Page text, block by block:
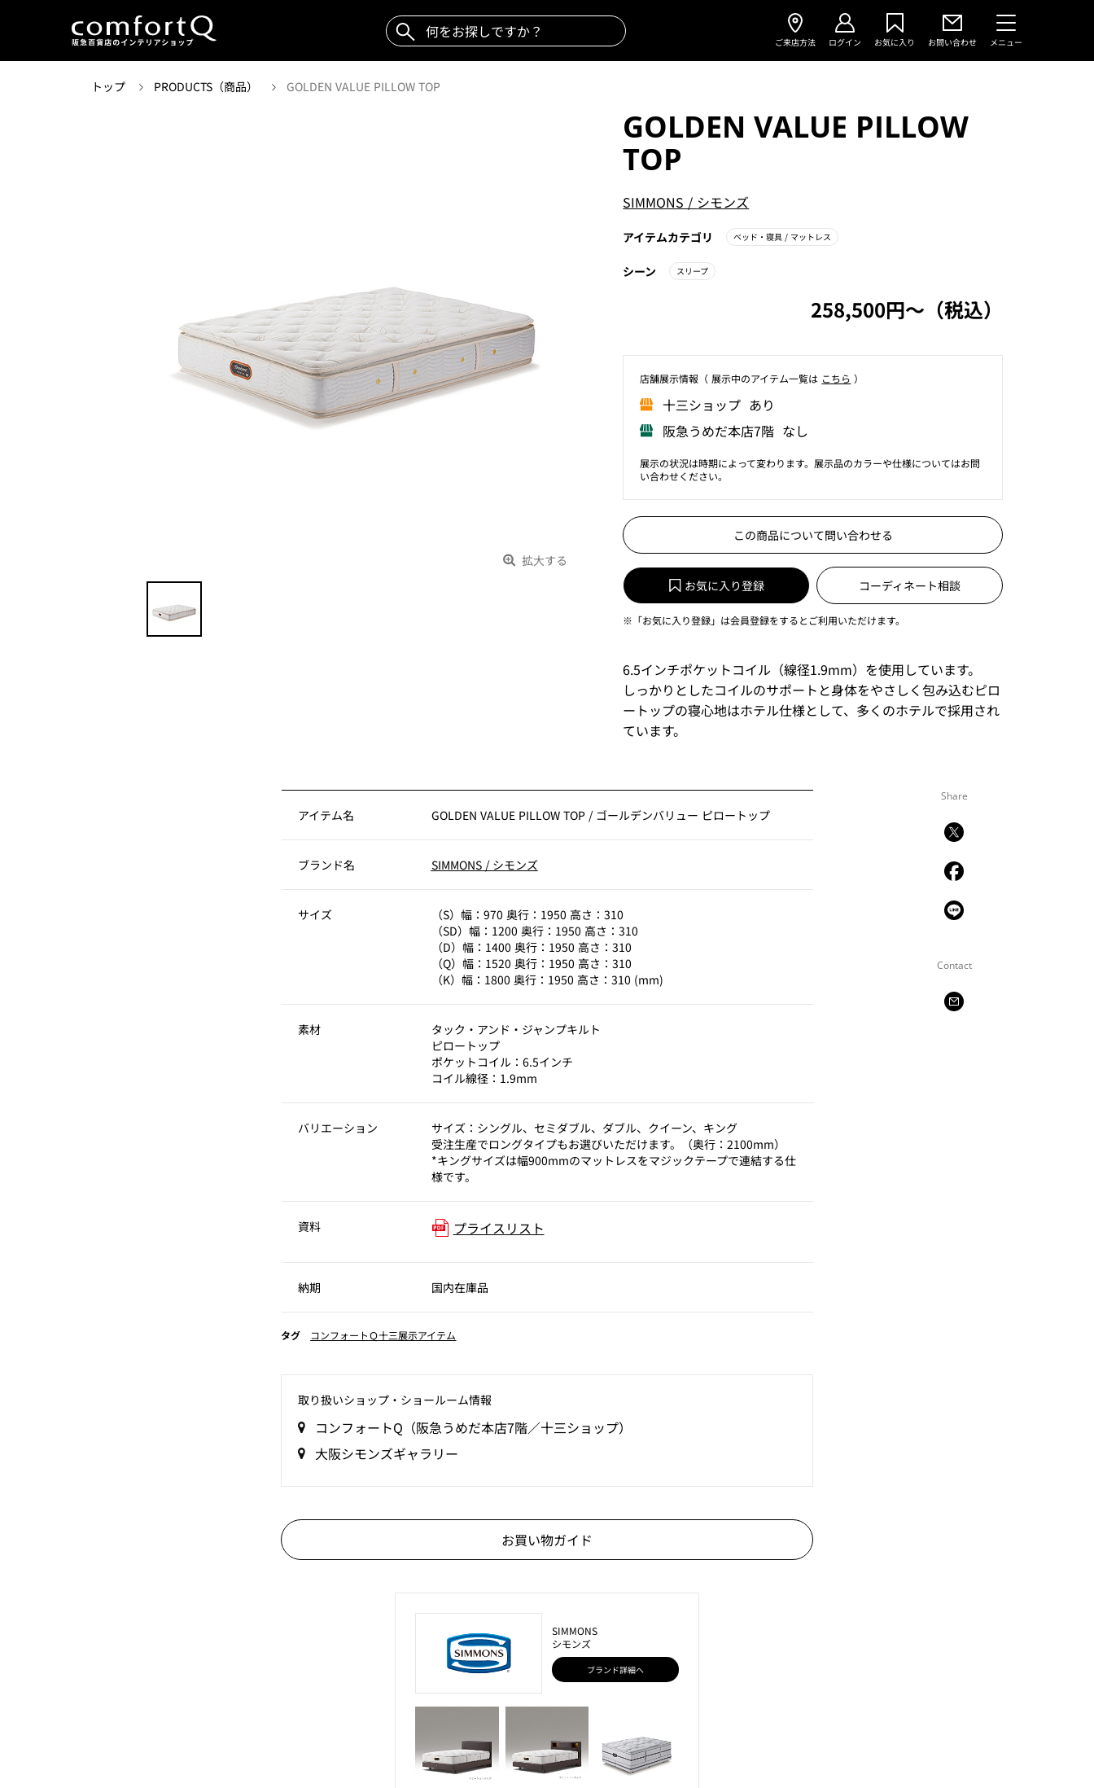
ご来店方法 ログイン お気に入り お問い合わせ メニュー
トップ PRODUCTS（商品） GOLDEN VALUE PILLOW TOP
拡大する
GOLDEN VALUE PILLOW
TOP
SIMMONS / シモンズ
アイテムカテゴリ ベッド・寝具/ マットレス
シーン スリープ
258,500円〜（税込）
店舗展⽰情報（ 展⽰中のアイテム⼀覧は こちら ）
⼗三ショップ あり
阪急うめだ本店7階 なし
展示の状況は時期によって変わります。展示品のカラーや仕様についてはお問
い合わせください。
この商品について問い合わせる
お気に入り登録 コーディネート相談
※「お気に入り登録」は会員登録をするとご利用いただけます。
6.5インチポケットコイル（線径1.9mm）を使用しています。
しっかりとしたコイルのサポートと身体をやさしく包み込むピロ
ートップの寝心地はホテル仕様として、多くのホテルで採用され
ています。
Share
Contact
アイテム名 GOLDEN VALUE PILLOW TOP / ゴールデンバリュー ピロートップ
ブランド名 SIMMONS / シモンズ
サイズ
（S）幅：970 奥行：1950 高さ：310
（SD）幅：1200 奥行：1950 高さ：310
（D）幅：1400 奥行：1950 高さ：310
（Q）幅：1520 奥行：1950 高さ：310
（K）幅：1800 奥行：1950 高さ：310 (mm)
素材
タック・アンド・ジャンプキルト
ピロートップ
ポケットコイル：6.5インチ
コイル線径：1.9mm
バリエーション
サイズ：シングル、セミダブル、ダブル、クイーン、キング
受注生産でロングタイプもお選びいただけます。（奥行：2100mm）
*キングサイズは幅900mmのマットレスをマジックテープで連結する仕
様です。
資料 プライスリスト
納期 国内在庫品
タグ コンフォートＱ十三展示アイテム
取り扱いショップ‧ショールーム情報
コンフォートQ（阪急うめだ本店7階／十三ショップ）
大阪シモンズギャラリー
お買い物ガイド
SIMMONS
シモンズ
ブランド詳細へ